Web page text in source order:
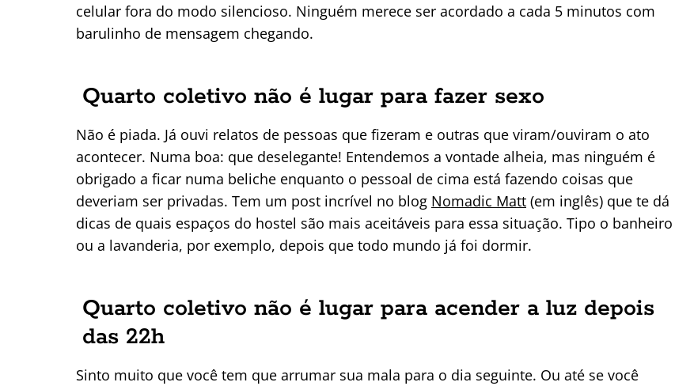
celular fora do modo silencioso. Ninguém merece ser acordado a cada 5 minutos com
barulinho de mensagem chegando.
Quarto coletivo não é lugar para fazer sexo
Não é piada. Já ouvi relatos de pessoas que fizeram e outras que viram/ouviram o ato
acontecer. Numa boa: que deselegante! Entendemos a vontade alheia, mas ninguém é
obrigado a ficar numa beliche enquanto o pessoal de cima está fazendo coisas que
deveriam ser privadas. Tem um post incrível no blog Nomadic Matt (em inglês) que te dá
dicas de quais espaços do hostel são mais aceitáveis para essa situação. Tipo o banheiro
ou a lavanderia, por exemplo, depois que todo mundo já foi dormir.
Quarto coletivo não é lugar para acender a luz depois
das 22h
Sinto muito que você tem que arrumar sua mala para o dia seguinte. Ou até se você